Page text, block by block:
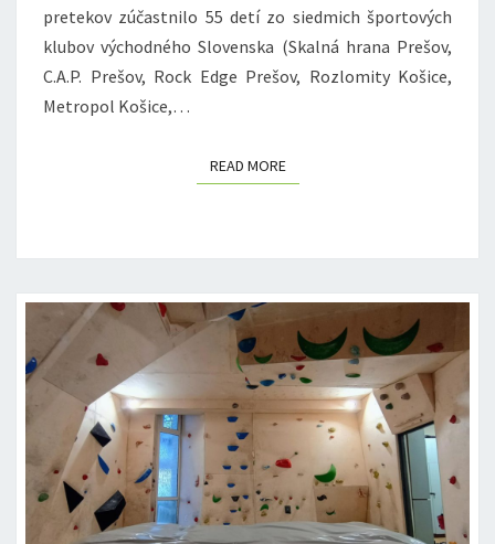
pretekov zúčastnilo 55 detí zo siedmich športových
klubov východného Slovenska (Skalná hrana Prešov,
C.A.P. Prešov, Rock Edge Prešov, Rozlomity Košice,
Metropol Košice,…
READ MOREREAD MORE